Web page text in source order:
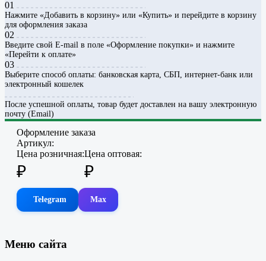
01
Нажмите «Добавить в корзину» или «Купить» и перейдите в корзину
для оформления заказа
02
Введите свой E-mail в поле «Оформление покупки» и нажмите
«Перейти к оплате»
03
Выберите способ оплаты: банковская карта, СБП, интернет-банк или
электронный кошелек
После успешной оплаты, товар будет доставлен на вашу электронную
почту (Email)
Оформление заказа
Артикул:
Цена розничная:
₽
Цена оптовая:
₽
Telegram Max
Меню сайта